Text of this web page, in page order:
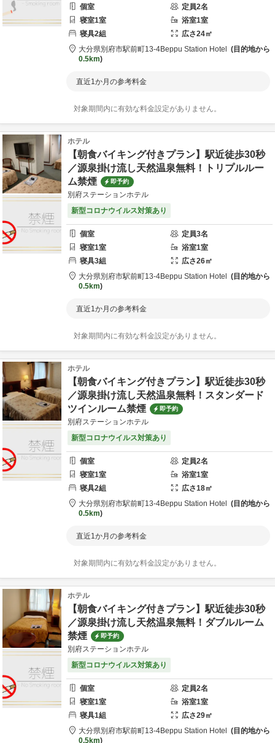
個室 定員2名
寝室1室 浴室1室
寝具2組 広さ24㎡
大分県別府市駅前町13-4Beppu Station Hotel
目的地から
0.5km
直近1か月の参考料金
対象期間内に有効な料金設定がありません。
ホテル
【朝食バイキング付きプラン】駅近徒歩30秒
／源泉掛け流し天然温泉無料！トリプルルー
ム禁煙
即予約
別府ステーションホテル
新型コロナウイルス対策あり
個室 定員3名
寝室1室 浴室1室
寝具3組 広さ26㎡
大分県別府市駅前町13-4Beppu Station Hotel
目的地から
0.5km
直近1か月の参考料金
対象期間内に有効な料金設定がありません。
ホテル
【朝食バイキング付きプラン】駅近徒歩30秒
／源泉掛け流し天然温泉無料！スタンダード
ツインルーム禁煙
即予約
別府ステーションホテル
新型コロナウイルス対策あり
個室 定員2名
寝室1室 浴室1室
寝具2組 広さ18㎡
大分県別府市駅前町13-4Beppu Station Hotel
目的地から
0.5km
直近1か月の参考料金
対象期間内に有効な料金設定がありません。
ホテル
【朝食バイキング付きプラン】駅近徒歩30秒
／源泉掛け流し天然温泉無料！ダブルルーム
禁煙
即予約
別府ステーションホテル
新型コロナウイルス対策あり
個室 定員2名
寝室1室 浴室1室
寝具1組 広さ29㎡
大分県別府市駅前町13-4Beppu Station Hotel
目的地から
0.5km